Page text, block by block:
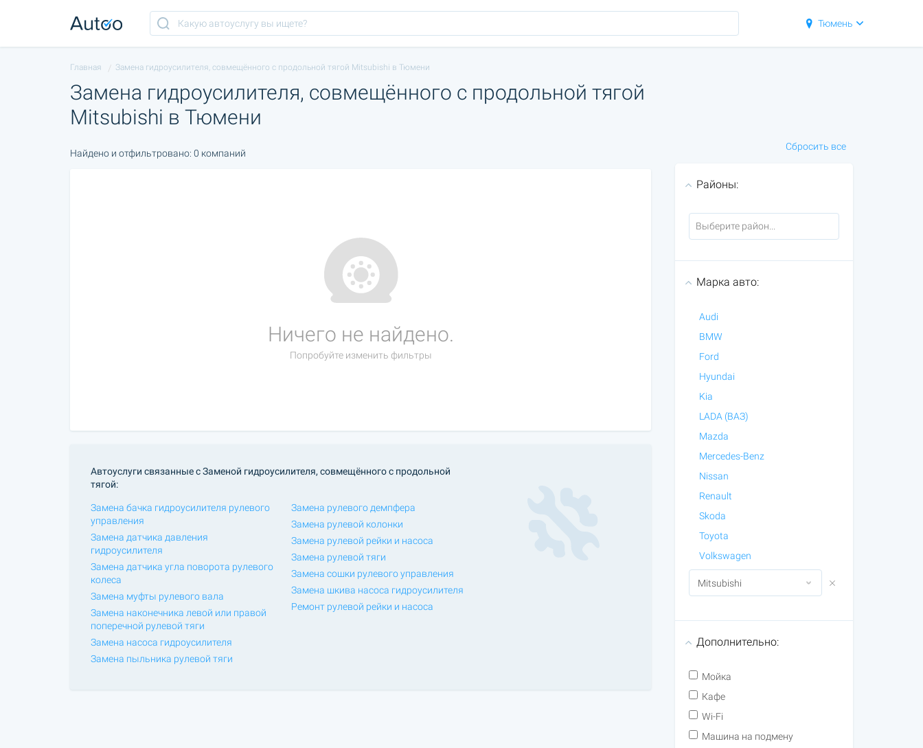
Тюмень
Главная Замена гидроусилителя, совмещённого с продольной тягой Mitsubishi в Тюмени
Замена гидроусилителя, совмещённого с продольной тягой
Mitsubishi в Тюмени
Найдено и отфильтровано: 0 компаний
Ничего не найдено.
Попробуйте изменить фильтры
Автоуслуги связанные с Заменой гидроусилителя, совмещённого с продольной
тягой:
Замена бачка гидроусилителя рулевого
управления
Замена датчика давления
гидроусилителя
Замена датчика угла поворота рулевого
колеса
Замена муфты рулевого вала
Замена наконечника левой или правой
поперечной рулевой тяги
Замена насоса гидроусилителя
Замена пыльника рулевой тяги
Замена рулевого демпфера
Замена рулевой колонки
Замена рулевой рейки и насоса
Замена рулевой тяги
Замена сошки рулевого управления
Замена шкива насоса гидроусилителя
Ремонт рулевой рейки и насоса
Сбросить все
Районы:
Марка авто:
Audi
BMW
Ford
Hyundai
Kia
LADA (ВАЗ)
Mazda
Mercedes-Benz
Nissan
Renault
Skoda
Toyota
Volkswagen
Дополнительно:
Мойка
Кафе
Wi-Fi
Машина на подмену